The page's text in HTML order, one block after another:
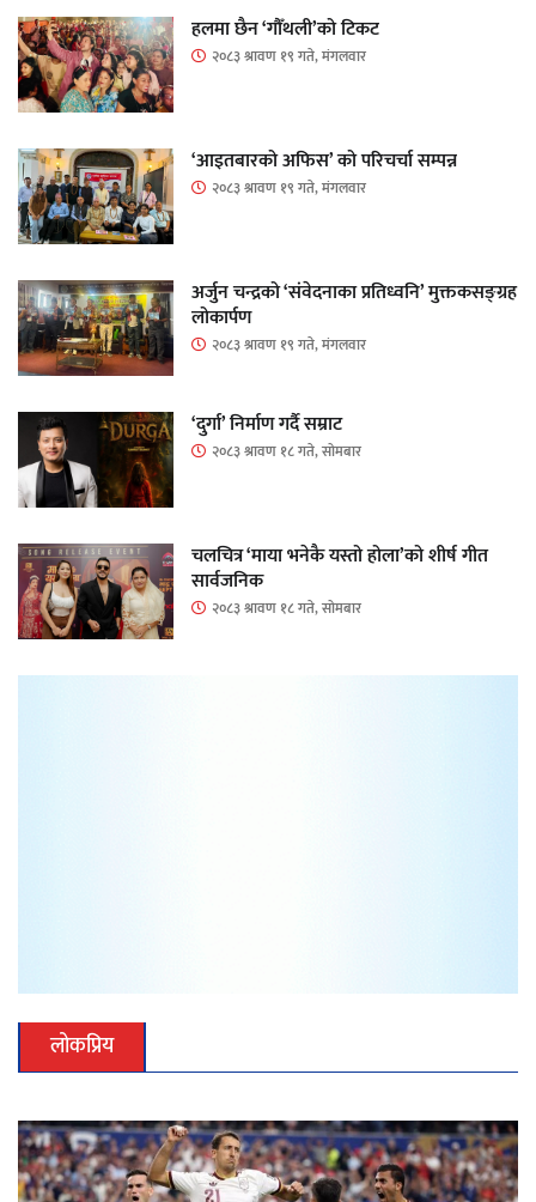
हलमा छैन ‘गौँथली’को टिकट
२०८३ श्रावण १९ गते, मंगलवार
‘आइतबारको अफिस’ को परिचर्चा सम्पन्न
२०८३ श्रावण १९ गते, मंगलवार
अर्जुन चन्द्रको ‘संवेदनाका प्रतिध्वनि’ मुक्तकसङ्ग्रह
लोकार्पण
२०८३ श्रावण १९ गते, मंगलवार
‘दुर्गा’ निर्माण गर्दै सम्राट
२०८३ श्रावण १८ गते, सोमबार
चलचित्र ‘माया भनेकै यस्तो होला’को शीर्ष गीत
सार्वजनिक
२०८३ श्रावण १८ गते, सोमबार
लोकप्रिय